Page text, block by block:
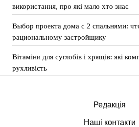
використання, про які мало хто знає
Выбор проекта дома с 2 спальнями:
рациональному застройщику
Вітаміни для суглобів і хрящів: які
рухливість
Редакція
Наші контакти